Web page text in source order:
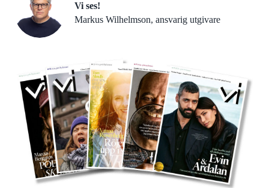
Vi ses!
Markus Wilhelmson, ansvarig utgivare